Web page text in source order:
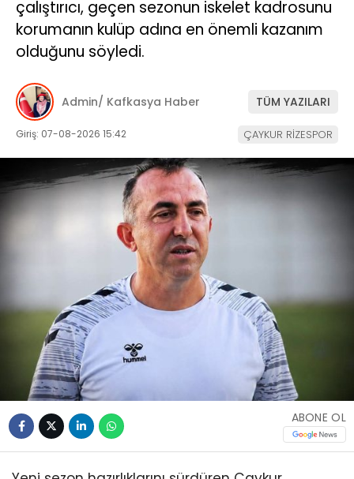
çalıştırıcı, geçen sezonun iskelet kadrosunu
korumanın kulüp adına en önemli kazanım
olduğunu söyledi.
Admin/ Kafkasya Haber TÜM YAZILARI
Giriş: 07-08-2026 15:42 ÇAYKUR RİZESPOR
ABONE OL